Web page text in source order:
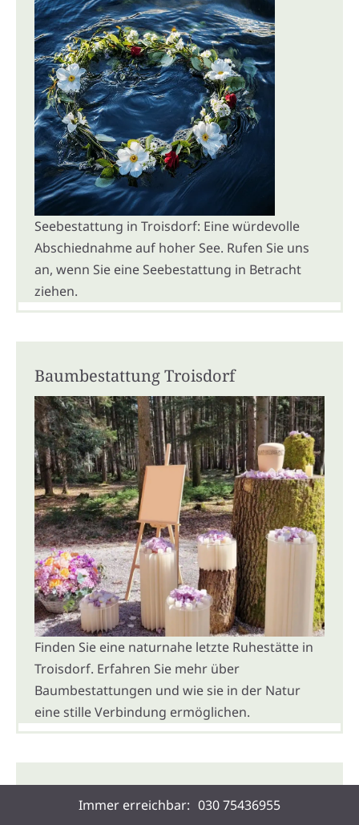
Seebestattung in Troisdorf: Eine würdevolle
Abschiednahme auf hoher See. Rufen Sie uns
an, wenn Sie eine Seebestattung in Betracht
ziehen.
Baumbestattung Troisdorf
Finden Sie eine naturnahe letzte Ruhestätte in
Troisdorf. Erfahren Sie mehr über
Baumbestattungen und wie sie in der Natur
eine stille Verbindung ermöglichen.
Feuerbestattung Troisdorf
Immer erreichbar: 030 75436955